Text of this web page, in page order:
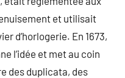
et utilisait
d’horlogerie. En 1673,
l’idée et met au coin
des duplicata, des